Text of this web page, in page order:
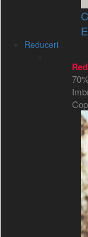
Reduceri